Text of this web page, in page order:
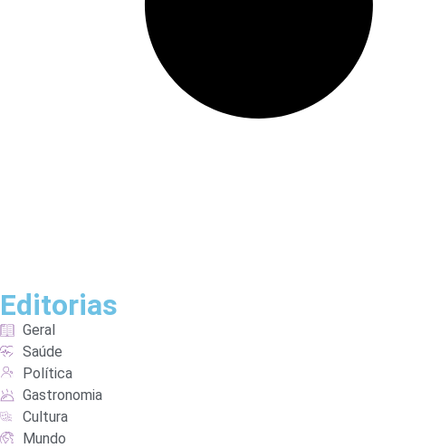
Editorias
Geral
Saúde
Política
Gastronomia
Cultura
Mundo